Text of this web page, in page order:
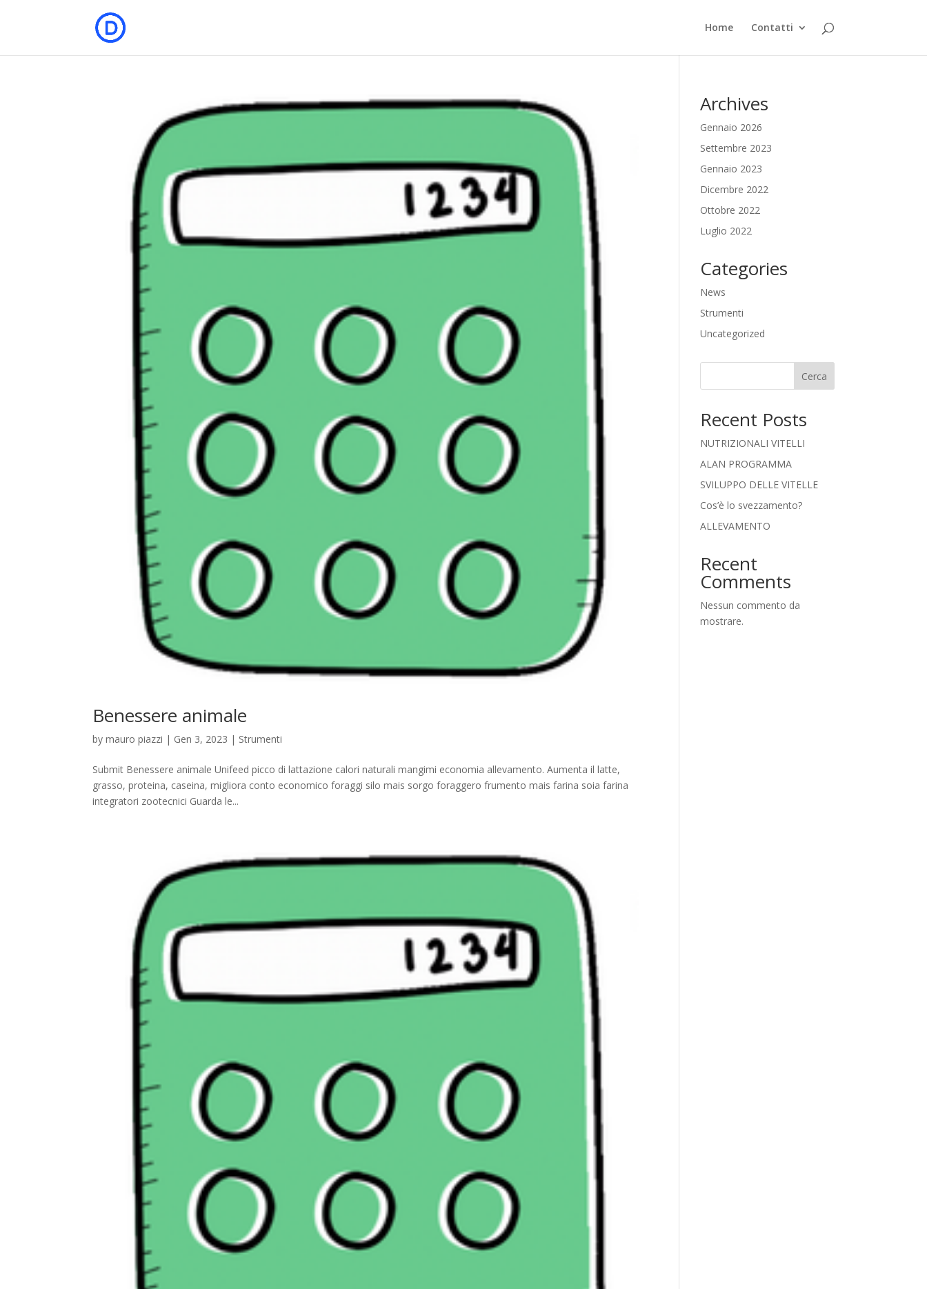
Home Contatti
Benessere animale
bymauro piazzi | Gen 3, 2023 | Strumenti
Submit Benessere animale Unifeed picco di lattazione calori naturali mangimi economia allevamento. Aumenta il latte,
grasso, proteina, caseina, migliora conto economico foraggi silo mais sorgo foraggero frumento mais farina soia farina
integratori zootecnici Guarda le...
Archives
Gennaio 2026
Settembre 2023
Gennaio 2023
Dicembre 2022
Ottobre 2022
Luglio 2022
Categories
News
Strumenti
Uncategorized
Cerca
Recent Posts
NUTRIZIONALI VITELLI
ALAN PROGRAMMA
SVILUPPO DELLE VITELLE
Cos’è lo svezzamento?
ALLEVAMENTO
Recent
Comments
Nessun commento da
mostrare.